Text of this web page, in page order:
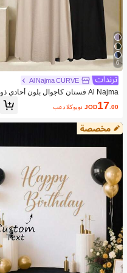
6
Al Najma CURVE
Al Najma فستان كاجوال بلون أحادي ذو
ياقة على شكل حرف V لحجم كبير للنسا
ء
JOD17 .00 بعد الكوبون